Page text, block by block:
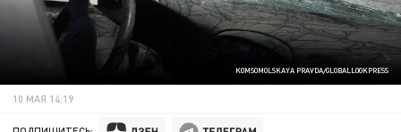
KOMSOMOLSKAYA PRAVDA/GLOBALLOOKPRESS
10 МАЯ 14:19